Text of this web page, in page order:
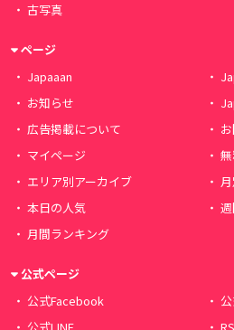
古写真
ページ
Japaaan
お知らせ
広告掲載について
マイページ
エリア別アーカイブ
本日の人気
月間ランキング
公式ページ
公式Facebook